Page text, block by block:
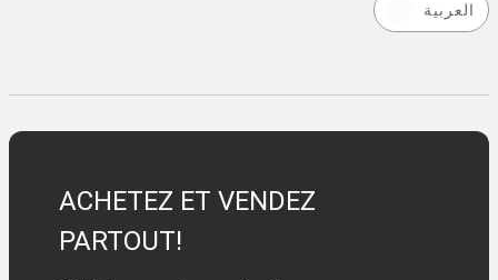
العربية
ACHETEZ ET VENDEZ
PARTOUT!